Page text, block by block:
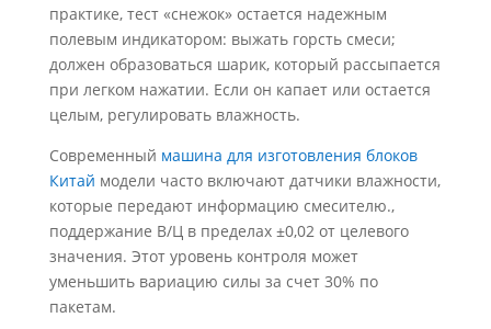
практике, тест «снежок» остается надежным
полевым индикатором: выжать горсть смеси;
должен образоваться шарик, который рассыпается
при легком нажатии. Если он капает или остается
целым, регулировать влажность.
Современный машина для изготовления блоков
Китай модели часто включают датчики влажности,
которые передают информацию смесителю.,
поддержание В/Ц в пределах ±0,02 от целевого
значения. Этот уровень контроля может
уменьшить вариацию силы за счет 30% по
пакетам.